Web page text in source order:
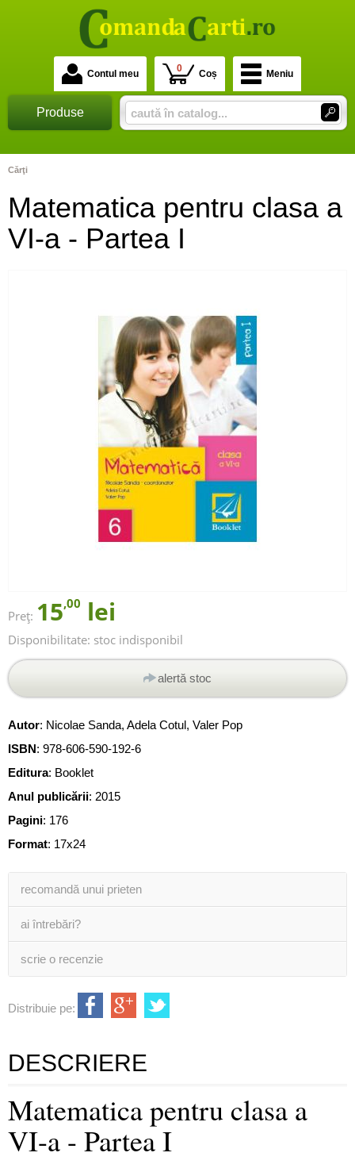
Contul meu 0 Coș Meniu
Produse
Cărţi
Matematica pentru clasa a
VI-a - Partea I
Preț: 15,00 lei
Disponibilitate: stoc indisponibil
alertă stoc
Autor: Nicolae Sanda, Adela Cotul, Valer Pop
ISBN: 978-606-590-192-6
Editura: Booklet
Anul publicării: 2015
Pagini: 176
Format: 17x24
recomandă unui prieten
ai întrebări?
scrie o recenzie
Distribuie pe:
DESCRIERE
Matematica pentru clasa a
VI-a - Partea I